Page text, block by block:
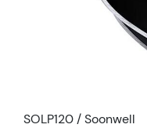
SOLP120 / Soonwell